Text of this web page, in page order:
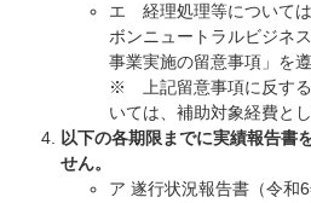
エ 経理処理等について
ボンニュートラルビジネ
事業実施の留意事項」を
※ 上記留意事項に反する
いては、補助対象経費と
以下の各期限までに実績報告書
せん。
ア 遂行状況報告書（令和